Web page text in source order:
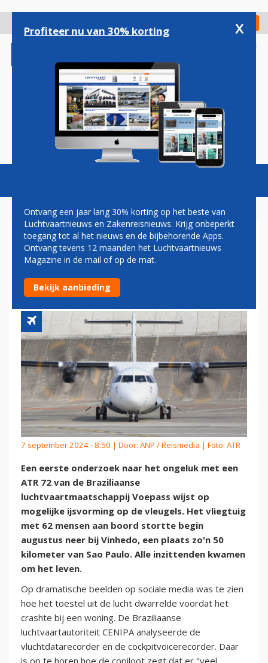
gaan
Check in
Magazine Podcasts Vacatures
EERSTE ONDERZOEK NAAR
VLIEGRAMP BRAZILIË WIJST
OP IJSVORMING OP VLEUGELS
7 september 2024 - 8:50 | Door: ANP / Reismedia | Foto: ATR
Een eerste onderzoek naar het ongeluk met een
ATR 72 van de Braziliaanse
luchtvaartmaatschappij Voepass wijst op
mogelijke ijsvorming op de vleugels. Het vliegtuig
met 62 mensen aan boord stortte begin
augustus neer bij Vinhedo, een plaats zo'n 50
kilometer van Sao Paulo. Alle inzittenden kwamen
om het leven.
Op dramatische beelden op sociale media was te zien
hoe het toestel uit de lucht dwarrelde voordat het
crashte bij een woning. De Braziliaanse
luchtvaartautoriteit CENIPA analyseerde de
vluchtdatarecorder en de cockpitvoicerecorder. Daar
Profiteer nu van 30% korting x
Ontvang een jaar lang 30% korting op het beste van
Luchtvaartnieuws en Zakenreisnieuws. Krijg onbeperkt
toegang tot al het nieuws en de bijbehorende Apps.
Ontvang tevens 12 maanden het Luchtvaartnieuws
Magazine in de mail of op de mat.
Bekijk aanbieding